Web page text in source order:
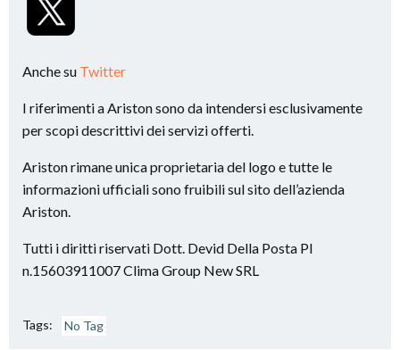
Anche su Twitter
I riferimenti a Ariston sono da intendersi esclusivamente
per scopi descrittivi dei servizi offerti.
Ariston rimane unica proprietaria del logo e tutte le
informazioni ufficiali sono fruibili sul sito dell’azienda
Ariston.
Tutti i diritti riservati Dott. Devid Della Posta PI
n.15603911007 Clima Group New SRL
Tags: No Tag